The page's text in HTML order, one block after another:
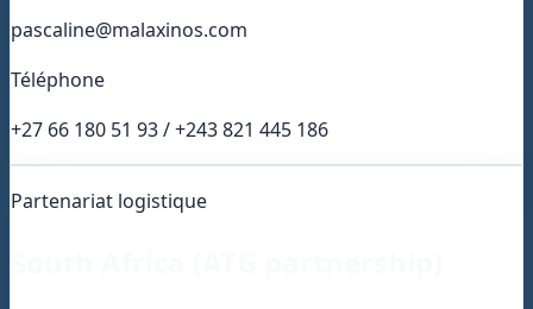
pascaline@malaxinos.com
Téléphone
+27 66 180 51 93 / +243 821 445 186
Partenariat logistique